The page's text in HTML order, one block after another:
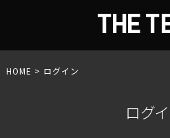
HOME ログイン
ログ